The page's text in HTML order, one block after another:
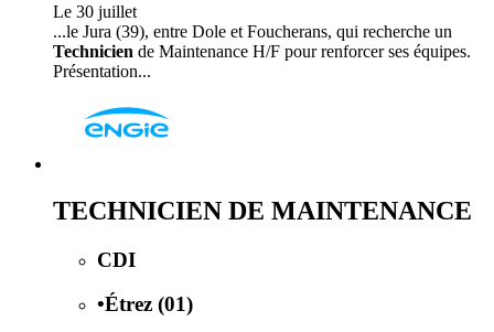
Le 30 juillet
...le Jura (39), entre Dole et Foucherans, qui recherche un
Technicien de Maintenance H/F pour renforcer ses équipes.
Présentation...
TECHNICIEN DE MAINTENANCE
CDI
•Étrez (01)